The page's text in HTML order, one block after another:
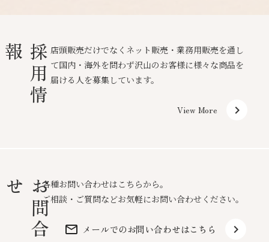
採
用
情
報
店頭販売だけでなくネット販売・業務用販売を通し
て国内・海外を問わず沢山のお客様に様々な商品を
届ける人を募集しています。
View More keyboard_arrow_right
お
問
合
せ
各種お問い合わせはこちらから。
ご相談・ご質問などお気軽にお問い合わせください。
mail_outline メールでのお問い合わせはこちら keyboard_arrow_right